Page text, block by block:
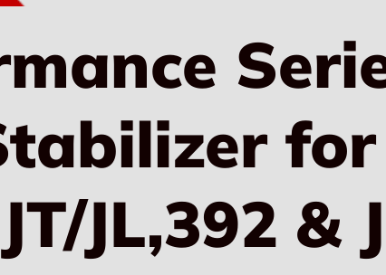
for
JL,392 &